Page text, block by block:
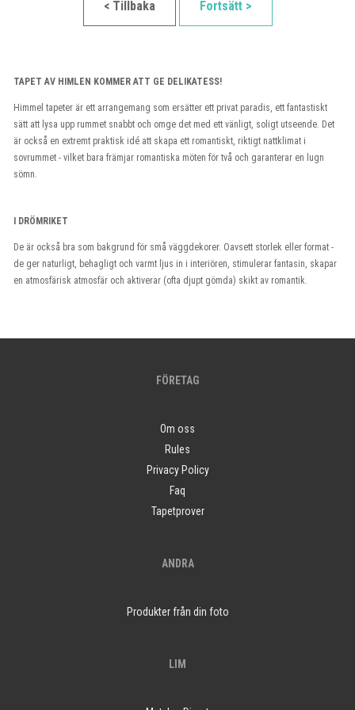
< Tillbaka Fortsätt >
TAPET AV HIMLEN KOMMER ATT GE DELIKATESS!
Himmel tapeter är ett arrangemang som ersätter ett privat paradis, ett fantastiskt
sätt att lysa upp rummet snabbt och omge det med ett vänligt, soligt utseende. Det
är också en extremt praktisk idé att skapa ett romantiskt, riktigt nattklimat i
sovrummet - vilket bara främjar romantiska möten för två och garanterar en lugn
sömn.
I DRÖMRIKET
De är också bra som bakgrund för små väggdekorer. Oavsett storlek eller format -
de ger naturligt, behagligt och varmt ljus in i interiören, stimulerar fantasin, skapar
en atmosfärisk atmosfär och aktiverar (ofta djupt gömda) skikt av romantik.
FÖRETAG
Om oss
Rules
Privacy Policy
Faq
Tapetprover
ANDRA
Produkter från din foto
LIM